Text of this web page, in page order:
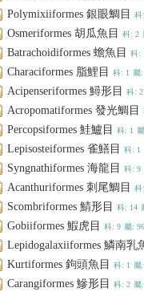
Polymixiiformes 銀眼鯛目 科
Osmeriformes 胡瓜魚目 科: 2
Batrachoidiformes 蟾魚目 科:
Characiformes 脂鯉目 科: 1 屬:
Acipenseriformes 鱘形目 科: 2
Acropomatiformes 發光鯛目
Percopsiformes 鮭鱸目 科: 1
Lepisosteiformes 雀鱔目 科: 1
Syngnathiformes 海龍目 科: 9
Acanthuriformes 刺尾鯛目 科
Scombriformes 鯖形目 科: 14
Gobiiformes 鰕虎目 科: 9 屬: 96
Lepidogalaxiiformes 鱗南乳
Kurtiformes 鉤頭魚目 科: 1 屬
Carangiformes 鰺形目 科: 2 屬